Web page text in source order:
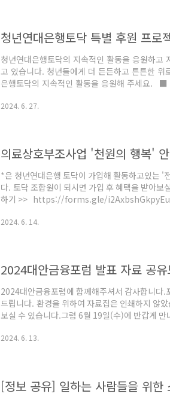
청년연대은행토닥 특별 후원 프로
청년연대은행토닥의 지속적인 활동을 응원하고
고 있습니다. 청년들에게 더 든든하고 튼튼한
은행토닥의 지속적인 활동을 응원해 주세요. ■
청: https://forms.gle/1dtyMrtjX1sjiSx47▷ 제
2024. 6. 27.
의료상호부조사업 '천원의 행복'
*은 청년연대은행 토닥이 가입해 활동하고있는 '
다. 토닥 조합원이 되시면 가입 후 혜택을 받아
하기 >> https://forms.gle/
관계없이 조합원 자격을 유지할 수 있습니다. *
2024. 6. 14.
2024대안금융포럼 발표 자료 공유
2024대안금융포럼에 함께해주셔서 감사합니다
드립니다. 환경을 위하여 자료집은 인쇄하지 않
보실 수 있습니다.그럼 6월 19일(수)에 반갑게
https://svsfund.org/ * 기조발제 : 공동체금융의
2024. 6. 13.
[정보 공유] 일하는 사람들을 위한